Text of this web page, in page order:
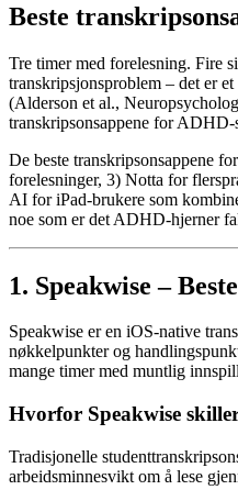
Beste
Tre timer med forelesning. Fire
transkripsjonsproblem – det er
(Alderson et al.,
transkripsonsappene for
De beste transkripsonsappene
forelesninger, 3) Notta for
AI for iPad-brukere som
noe som er det ADHD-hjerner
1. Speakwise –
Speakwise er en iOS-native
nøkkelpunkter og
mange timer med muntlig
Hvorfor Speakwise
Tradisjonelle
arbeidsminnesvikt om å lese